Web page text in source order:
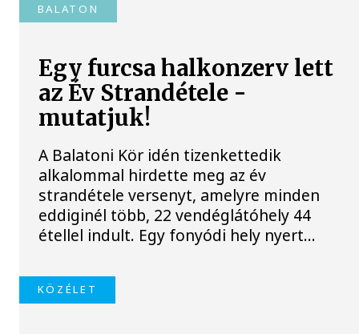
BALATON
Egy furcsa halkonzerv lett
az Év Strandétele -
mutatjuk!
A Balatoni Kör idén tizenkettedik
alkalommal hirdette meg az év
strandétele versenyt, amelyre minden
eddiginél több, 22 vendéglátóhely 44
étellel indult. Egy fonyódi hely nyert...
KÖZÉLET